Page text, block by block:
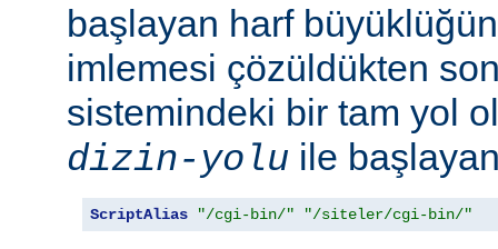
başlayan harf
imlemesi çözüldükten
sistemindeki bir tam yol
dizin-yolu ile
ScriptAlias "/cgi-bin/" "/siteler/cgi-bin/"